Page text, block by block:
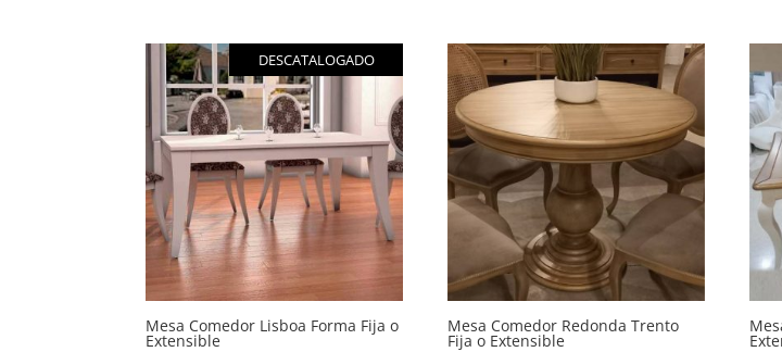
DESCATALOGADO
Mesa Comedor Lisboa Forma Fija o
Extensible
Mesa Comedor Redonda Trento
Fija o Extensible